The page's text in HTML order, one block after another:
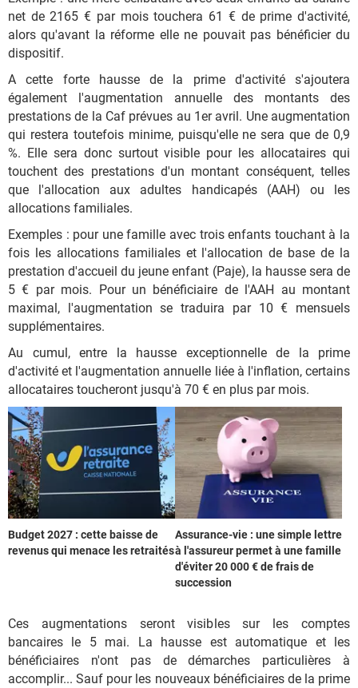
net de 2165 € par mois touchera 61 € de prime d'activité,
alors qu'avant la réforme elle ne pouvait pas bénéficier du
dispositif.
A cette forte hausse de la prime d'activité s'ajoutera
également l'augmentation annuelle des montants des
prestations de la Caf prévues au 1er avril. Une augmentation
qui restera toutefois minime, puisqu'elle ne sera que de 0,9
%. Elle sera donc surtout visible pour les allocataires qui
touchent des prestations d'un montant conséquent, telles
que l'allocation aux adultes handicapés (AAH) ou les
allocations familiales.
Exemples : pour une famille avec trois enfants touchant à la
fois les allocations familiales et l'allocation de base de la
prestation d'accueil du jeune enfant (Paje), la hausse sera de
5 € par mois. Pour un bénéficiaire de l'AAH au montant
maximal, l'augmentation se traduira par 10 € mensuels
supplémentaires.
Au cumul, entre la hausse exceptionnelle de la prime
d'activité et l'augmentation annuelle liée à l'inflation, certains
allocataires toucheront jusqu'à 70 € en plus par mois.
Budget 2027 : cette baisse de
revenus qui menace les retraités
Assurance-vie : une simple lettre
à l'assureur permet à une famille
d'éviter 20 000 € de frais de
succession
Ces augmentations seront visibles sur les comptes
bancaires le 5 mai. La hausse est automatique et les
bénéficiaires n'ont pas de démarches particulières à
accomplir... Sauf pour les nouveaux bénéficiaires de la prime